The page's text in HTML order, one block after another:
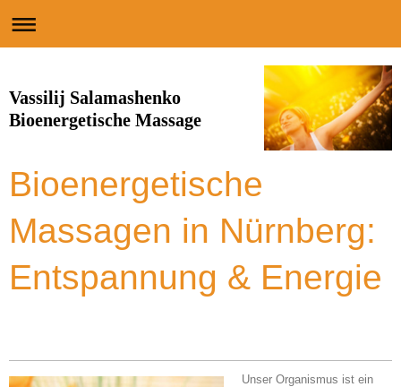
Vassilij Salamashenko
Bioenergetische Massage
Bioenergetische
Massagen in Nürnberg:
Entspannung & Energie
Unser Organismus ist ein